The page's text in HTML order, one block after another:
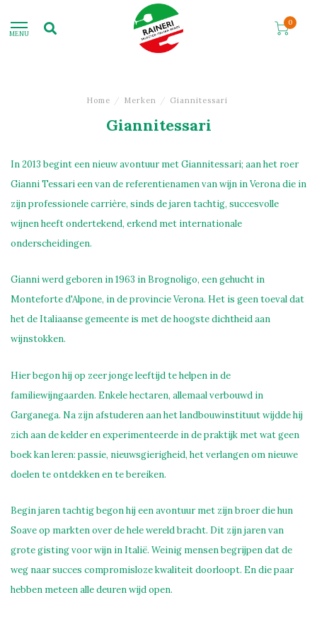
MENU
0
Home / Merken / Giannitessari
Giannitessari
In 2013 begint een nieuw avontuur met Giannitessari; aan het roer
Gianni Tessari een van de referentienamen van wijn in Verona die in
zijn professionele carrière, sinds de jaren tachtig, succesvolle
wijnen heeft ondertekend, erkend met internationale
onderscheidingen.
Gianni werd geboren in 1963 in Brognoligo, een gehucht in
Monteforte d'Alpone, in de provincie Verona. Het is geen toeval dat
het de Italiaanse gemeente is met de hoogste dichtheid aan
wijnstokken.
Hier begon hij op zeer jonge leeftijd te helpen in de
familiewijngaarden. Enkele hectaren, allemaal verbouwd in
Garganega. Na zijn afstuderen aan het landbouwinstituut wijdde hij
zich aan de kelder en experimenteerde in de praktijk met wat geen
boek kan leren: passie, nieuwsgierigheid, het verlangen om nieuwe
doelen te ontdekken en te bereiken.
Begin jaren tachtig begon hij een avontuur met zijn broer die hun
Soave op markten over de hele wereld bracht. Dit zijn jaren van
grote gisting voor wijn in Italië. Weinig mensen begrijpen dat de
weg naar succes compromisloze kwaliteit doorloopt. En die paar
hebben meteen alle deuren wijd open.